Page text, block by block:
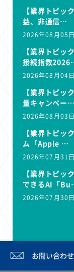
【業界トピッ
益、非通信…
2026年08月05日
【業界トピッ
接続指数
2026年08月04日
【業界トピ
量キャンペー…
2026年08月03日
【業界トピッ
ム「Apple …
2026年07月31日
【業界トピッ
できるAI「
2026年07月30日
お問い合わ